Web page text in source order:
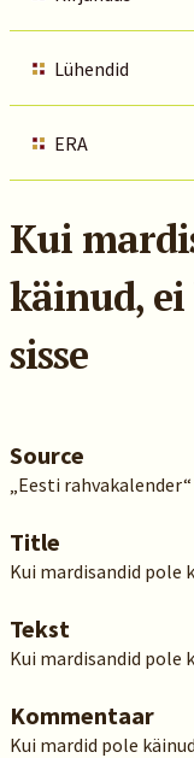
Lühendid
ERA
Kui
käinud,
sisse
Source
„Eesti rahvakalender“
Title
Kui mardisandid pole
Tekst
Kui mardisandid pole
Kommentaar
Kui mardid pole